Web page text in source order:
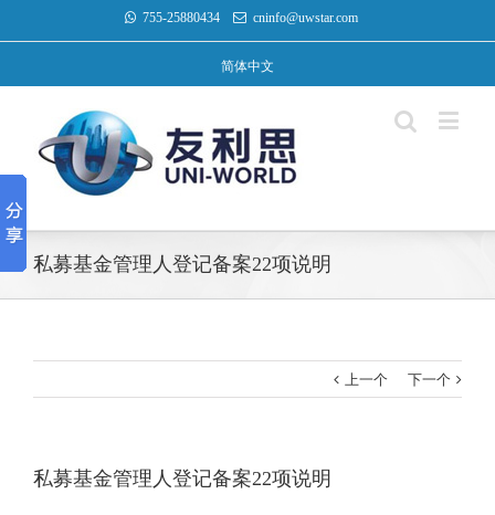
755-25880434 cninfo@uwstar.com
简体中文
私募基金管理人登记备案22项说明
上一个 下一个
私募基金管理人登记备案22项说明